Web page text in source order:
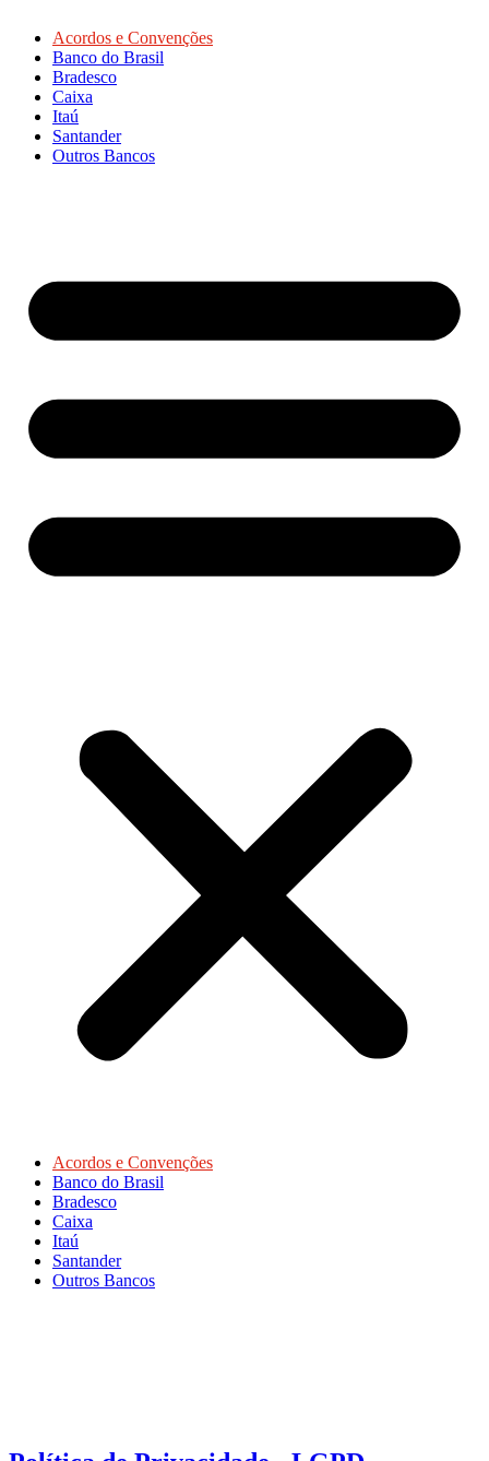
Acordos e Convenções
Banco do Brasil
Bradesco
Caixa
Itaú
Santander
Outros Bancos
Acordos e Convenções
Banco do Brasil
Bradesco
Caixa
Itaú
Santander
Outros Bancos